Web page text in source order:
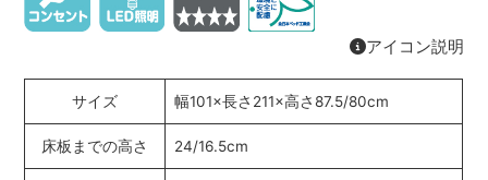
アイコン説明
サイズ 幅101×長さ211×高さ87.5/80cm
床板までの高さ 24/16.5cm